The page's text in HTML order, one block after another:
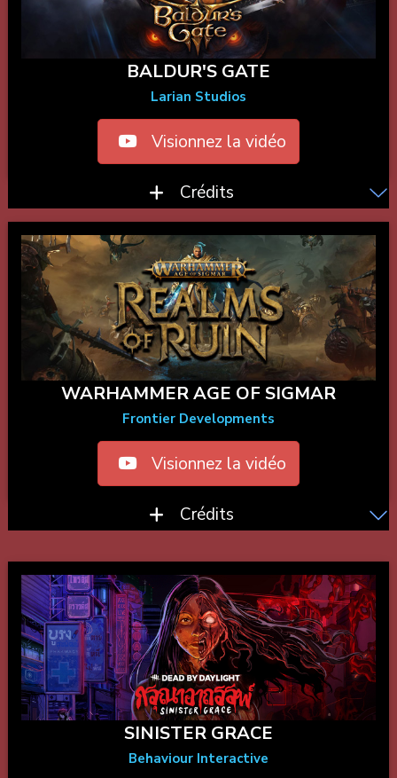
BALDUR'S GATE
Larian Studios
Visionnez la vidéo
Crédits
WARHAMMER AGE OF SIGMAR
Frontier Developments
Visionnez la vidéo
Crédits
SINISTER GRACE
Behaviour Interactive